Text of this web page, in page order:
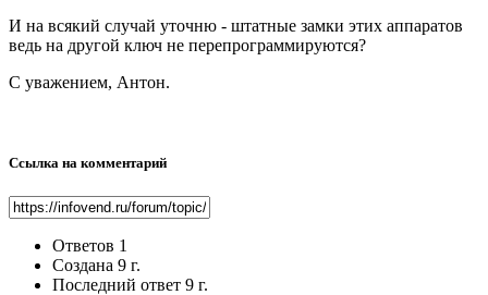
И на всякий случай уточню - штатные замки этих аппаратов
ведь на другой ключ не перепрограммируются?
С уважением, Антон.
Ссылка на комментарий
Ответов 1
Создана 9 г.
Последний ответ 9 г.